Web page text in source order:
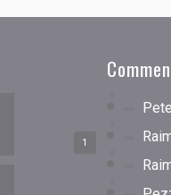
1
Pete